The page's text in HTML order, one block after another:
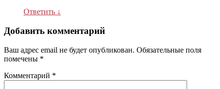
Ответить ↓
Добавить комментарий
Ваш адрес email не будет опубликован. Обязательные поля
помечены *
Комментарий *